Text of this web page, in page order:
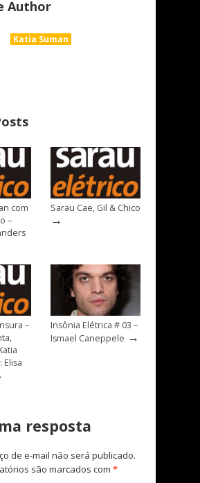
Author
Katia Suman
com
–
Sarau Cae, Gil & Chico
→
–
Elisa
Insônia Elétrica # 03 –
Ismael Caneppele →
resposta
de e-mail não será publicado.
são marcados com *